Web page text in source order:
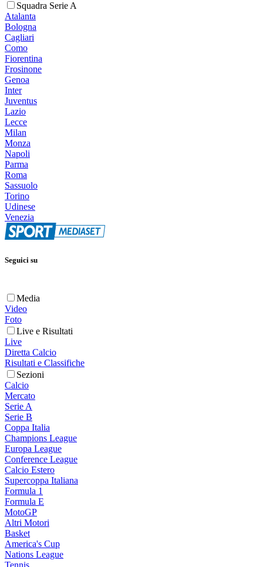
Squadra Serie A
Atalanta
Bologna
Cagliari
Como
Fiorentina
Frosinone
Genoa
Inter
Juventus
Lazio
Lecce
Milan
Monza
Napoli
Parma
Roma
Sassuolo
Torino
Udinese
Venezia
Seguici su
Media
Video
Foto
Live e Risultati
Live
Diretta Calcio
Risultati e Classifiche
Sezioni
Calcio
Mercato
Serie A
Serie B
Coppa Italia
Champions League
Europa League
Conference League
Calcio Estero
Supercoppa Italiana
Formula 1
Formula E
MotoGP
Altri Motori
Basket
America's Cup
Nations League
Tennis